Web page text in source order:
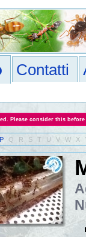
Contatti
Please consider this
P Q R S T U V W X